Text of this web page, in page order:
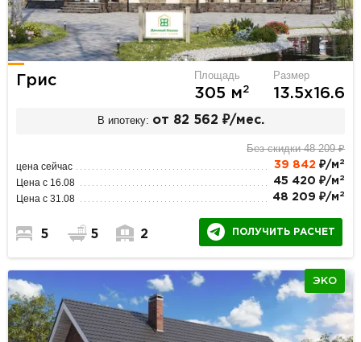
Грис Площадь
305 м2
Размер
13.5х16.6
В ипотеку: от 82 562 ₽/мес.
Без скидки 48 209 ₽
цена сейчас 39 842 ₽/м 2
Цена с 16.08 45 420 ₽/м 2
Цена с 31.08 48 209 ₽/м 2
5 5 2 ПОЛУЧИТЬ РАСЧЕТ
ЭКО